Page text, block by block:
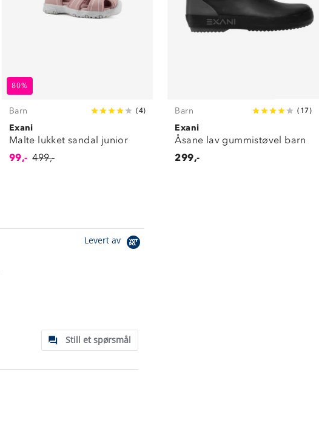
80%
Barn (4)
Exani
Malte lukket sandal junior
99,- 499,-
Barn ( 17)
Exani
Åsane lav gummistøvel barn
299,-
Levert av
Still et spørsmål